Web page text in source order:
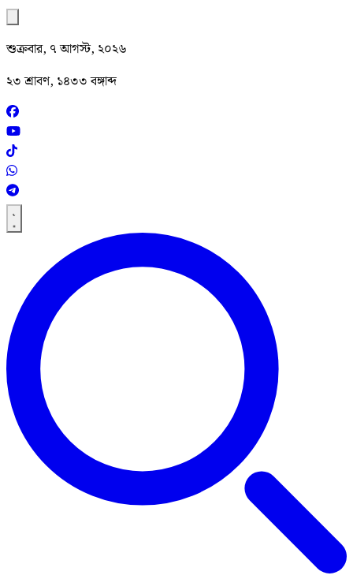
শুক্রবার, ৭ আগস্ট, ২০২৬
২৩ শ্রাবণ, ১৪৩৩ বঙ্গাব্দ